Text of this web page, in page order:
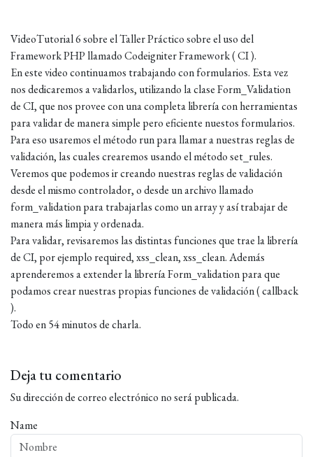
VideoTutorial 6 sobre el Taller Práctico sobre el uso del
Framework PHP llamado Codeigniter Framework ( CI ).
En este video continuamos trabajando con formularios. Esta vez
nos dedicaremos a validarlos, utilizando la clase Form_Validation
de CI, que nos provee con una completa librería con herramientas
para validar de manera simple pero eficiente nuestos formularios.
Para eso usaremos el método run para llamar a nuestras reglas de
validación, las cuales crearemos usando el método set_rules.
Veremos que podemos ir creando nuestras reglas de validación
desde el mismo controlador, o desde un archivo llamado
form_validation para trabajarlas como un array y así trabajar de
manera más limpia y ordenada.
Para validar, revisaremos las distintas funciones que trae la librería
de CI, por ejemplo required, xss_clean, xss_clean. Además
aprenderemos a extender la librería Form_validation para que
podamos crear nuestras propias funciones de validación ( callback
).
Todo en 54 minutos de charla.
Deja tu comentario
Su dirección de correo electrónico no será publicada.
Name